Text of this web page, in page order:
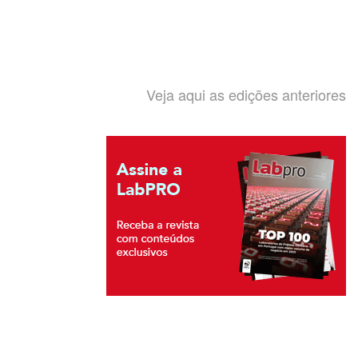
Veja aqui as edições anteriores